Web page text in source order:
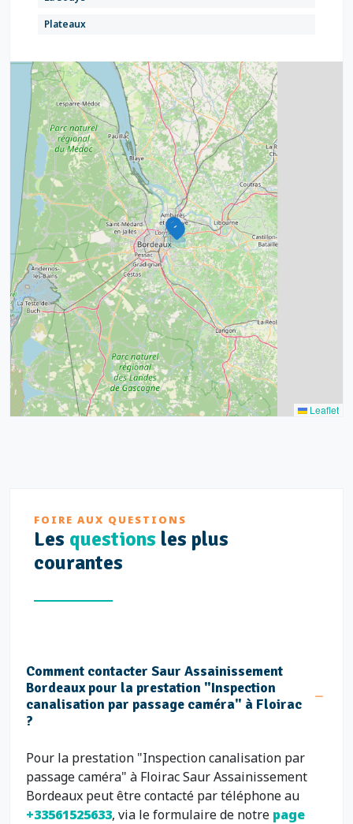
Plateaux
3
2
2
4
32
2
11
11
Leaflet
FOIRE AUX QUESTIONS
Les questions les plus
courantes
Comment contacter Saur Assainissement
Bordeaux pour la prestation "Inspection
canalisation par passage caméra" à Floirac
?
Pour la prestation "Inspection canalisation par
passage caméra" à Floirac Saur Assainissement
Bordeaux peut être contacté par téléphone au
+33561525633, via le formulaire de notre page